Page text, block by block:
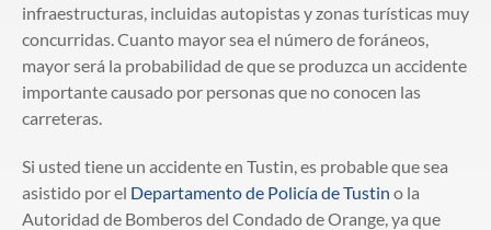
infraestructuras, incluidas autopistas y zonas turísticas muy
concurridas. Cuanto mayor sea el número de foráneos,
mayor será la probabilidad de que se produzca un accidente
importante causado por personas que no conocen las
carreteras.
Si usted tiene un accidente en Tustin, es probable que sea
asistido por el Departamento de Policía de Tustin o la
Autoridad de Bomberos del Condado de Orange, ya que